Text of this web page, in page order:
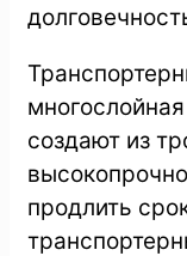
создают из
продлить